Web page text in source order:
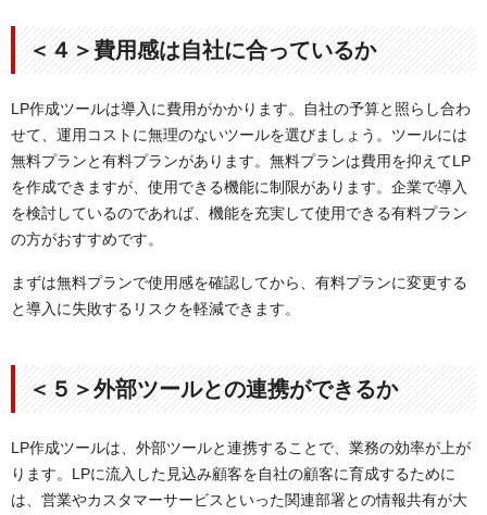
＜４＞費用感は自社に合っているか
LP作成ツールは導入に費用がかかります。自社の予算と照らし合わ
せて、運用コストに無理のないツールを選びましょう。ツールには
無料プランと有料プランがあります。無料プランは費用を抑えてLP
を作成できますが、使用できる機能に制限があります。企業で導入
を検討しているのであれば、機能を充実して使用できる有料プラン
の方がおすすめです。
まずは無料プランで使用感を確認してから、有料プランに変更する
と導入に失敗するリスクを軽減できます。
＜５＞外部ツールとの連携ができるか
LP作成ツールは、外部ツールと連携することで、業務の効率が上が
ります。LPに流入した見込み顧客を自社の顧客に育成するために
は、営業やカスタマーサービスといった関連部署との情報共有が大